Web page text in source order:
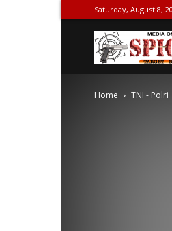
Saturday, August 8,
Home TNI - Polri